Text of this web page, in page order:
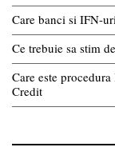
Care banci si IFN-
Ce trebuie sa stim
Care este
Credit